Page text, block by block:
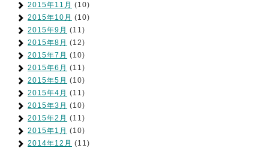
2015年11月 (10)
2015年10月 (10)
2015年9月 (11)
2015年8月 (12)
2015年7月 (10)
2015年6月 (11)
2015年5月 (10)
2015年4月 (11)
2015年3月 (10)
2015年2月 (11)
2015年1月 (10)
2014年12月 (11)